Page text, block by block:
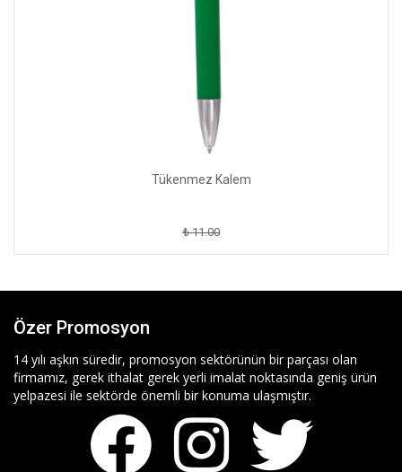
Tükenmez Kalem
₺ 11.00
Özer Promosyon
14 yılı aşkın süredir, promosyon sektörünün bir parçası olan
firmamız, gerek ithalat gerek yerli imalat noktasında geniş ürün
yelpazesi ile sektörde önemli bir konuma ulaşmıştır.